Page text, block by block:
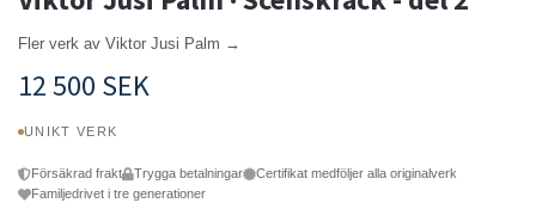
Fler verk av Viktor Jusi Palm →
12 500 SEK
UNIKT VERK
Försäkrad frakt Trygga betalningar
Certifikat medföljer alla originalverk
Familjedrivet i tre generationer